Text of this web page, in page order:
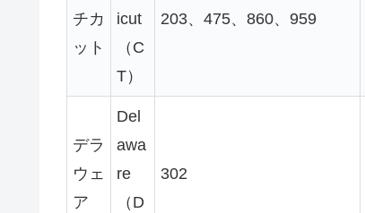
チカ
ット
icut
（C
T）
203、475、860、959
デラ
ウェ
ア
Del
awa
re
（D
302